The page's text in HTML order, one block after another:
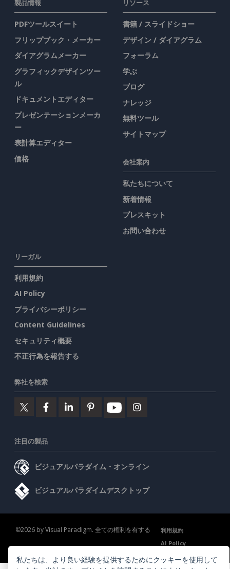
製品情報
PDFツールスイート
フリップブック・メーカー
ダイアグラムメーカー
グラフィックデザインツー
ル
ドキュメントエディター
プレゼンテーションメーカ
ー
表計算エディター
価格
リソース
書籍 / スライドショー
デザイン / ダイアグラム
フォーラム
学ぶ
ブログ
ナレッジ
無料ツール
サイトマップ
会社案内
私たちについて
新着情報
プレスキット
お問い合わせ
リーガル
利用規約
AI Policy
プライバシーポリシー
Content Guidelines
セキュリティ概要
不正行為を報告する
弊社を検索
注目の製品
ビジュアルパラダイム・オンライン
ビジュアルパラダイムデスクトップ
©2026 by Visual Paradigm. 全ての権利を有する
利用規約
AI Policy
プライバシーポリシー
Content Guidelines セキュリティ概要
私たちは、より良い経験を提供するためにクッキーを使用して